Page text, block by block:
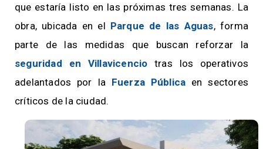
que estaría listo en las próximas tres semanas. La
obra, ubicada en el Parque de las Aguas, forma
parte de las medidas que buscan reforzar la
seguridad en Villavicencio tras los operativos
adelantados por la Fuerza Pública en sectores
críticos de la ciudad.